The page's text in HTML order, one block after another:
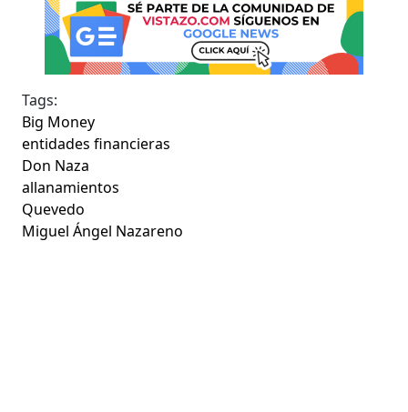
Tags:
Big Money
entidades financieras
Don Naza
allanamientos
Quevedo
Miguel Ángel Nazareno